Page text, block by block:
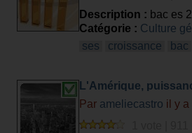
Description : bac es
Catégorie : Culture
ses
croissance bac
L'Amérique,
Par ameliecastro il y a